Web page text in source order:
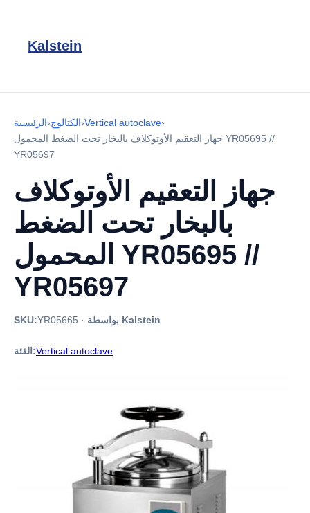
Kalstein
الرئيسية›الكتالوج›Vertical autoclave›
جهاز التعقيم الأوتوكلاف بالبخار تحت الضغط المحمول YR05695 //
YR05697
جهاز التعقيم الأوتوكلاف
بالبخار تحت الضغط
المحمول YR05695 //
YR05697
SKU:YR05665 · بواسطة Kalstein
الفئة:Vertical autoclave